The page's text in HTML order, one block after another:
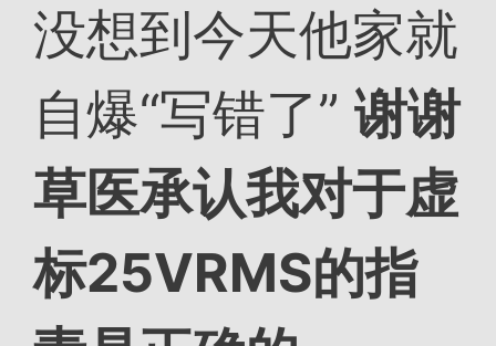
没想到今天他家就
自爆“写错了” 谢谢
草医承认我对于虚
标25VRMS的指